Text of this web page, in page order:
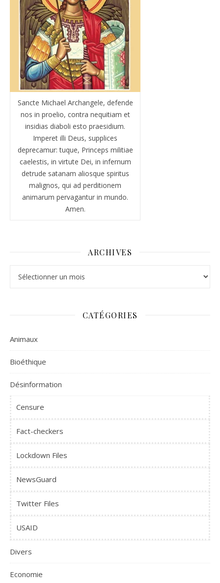
Sancte Michael Archangele, defende
nos in proelio, contra nequitiam et
insidias diaboli esto praesidium.
Imperet illi Deus, supplices
deprecamur: tuque, Princeps militiae
caelestis, in virtute Dei, in infernum
detrude satanam aliosque spiritus
malignos, qui ad perditionem
animarum pervagantur in mundo.
Amen.
ARCHIVES
CATÉGORIES
Animaux
Bioéthique
Désinformation
Censure
Fact-checkers
Lockdown Files
NewsGuard
Twitter Files
USAID
Divers
Economie